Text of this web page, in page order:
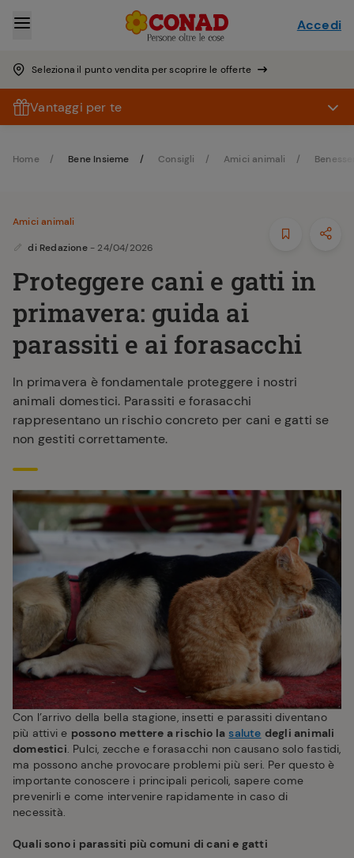
Seleziona il punto vendita per scoprire le offerte
Accedi
Vantaggi per te
Home Bene Insieme Consigli Amici animali
Amici animali
di Redazione - 24/04/2026
Proteggere cani e gatti in
primavera: guida ai
parassiti e ai forasacchi
In primavera è fondamentale proteggere i nostri
animali domestici. Parassiti e forasacchi
rappresentano un rischio concreto per cani e gatti se
non gestiti correttamente.
Con l’arrivo della bella stagione, insetti e parassiti diventano
più attivi e possono mettere a rischio la salute degli animali
domestici. Pulci, zecche e forasacchi non causano solo fastidi,
ma possono anche provocare problemi più seri. Per questo è
importante conoscere i principali pericoli, sapere come
prevenirli e come intervenire rapidamente in caso di
necessità.
Quali sono i parassiti più comuni di cani e gatti